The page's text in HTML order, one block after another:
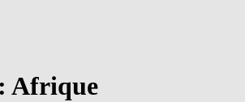
Afrique